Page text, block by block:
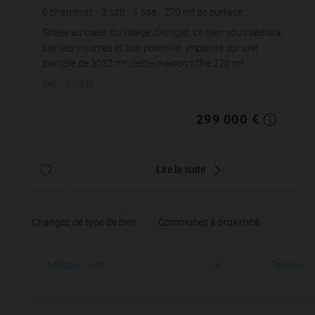
6 chambres 3 sdb sde 270 m² de surface
3 032
m² de terrain 1 107,41 € prix / m²
Située au cœur du village d'Artigat, ce bien vous séduira
par ses volumes et son potentiel. implanté sur une
parcelle de 3032 m², cette maison offre 270 m²
299 000 €
Lire la suite
Changez de type de bien Communes à proximité
Maison - Villa Terrain